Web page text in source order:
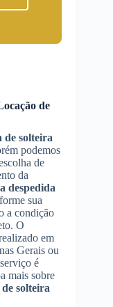
de
de solteira
podemos
de
da
despedida
sua
a condição
O
em
Gerais ou
é
mais sobre
solteira